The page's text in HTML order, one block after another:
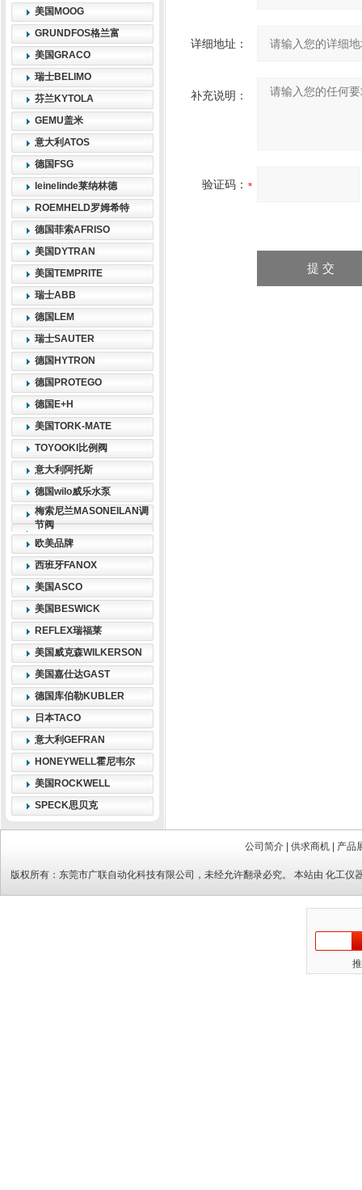
美国MOOG
GRUNDFOS格兰富
美国GRACO
瑞士BELIMO
芬兰KYTOLA
GEMU盖米
意大利ATOS
德国FSG
leinelinde莱纳林德
ROEMHELD罗姆希特
德国菲索AFRISO
美国DYTRAN
美国TEMPRITE
瑞士ABB
德国LEM
瑞士SAUTER
德国HYTRON
德国PROTEGO
德国E+H
美国TORK-MATE
TOYOOKI比例阀
意大利阿托斯
德国wilo威乐水泵
梅索尼兰MASONEILAN调
节阀
欧美品牌
西班牙FANOX
美国ASCO
美国BESWICK
REFLEX瑞福莱
美国威克森WILKERSON
美国嘉仕达GAST
德国库伯勒KUBLER
日本TACO
意大利GEFRAN
HONEYWELL霍尼韦尔
美国ROCKWELL
SPECK思贝克
详细地址：
补充说明：
验证码：
公司简介 供求商机 产品
版权所有： 东莞市广联自动化科技有限公司 ，未经允许翻录必究。 本站由化工仪